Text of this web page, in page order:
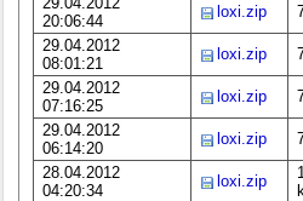
20:06:44
loxi.zip
29.04.2012
08:01:21
loxi.zip
29.04.2012
07:16:25
loxi.zip
29.04.2012
06:14:20
loxi.zip
28.04.2012
04:20:34
loxi.zip